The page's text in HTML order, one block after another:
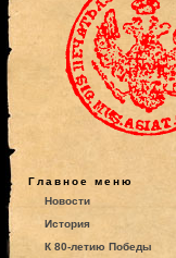
Главное меню
Новости
История
К 80-летию Победы